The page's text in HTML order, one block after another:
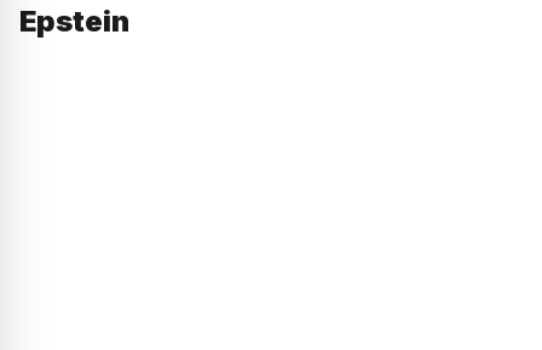
Epstein